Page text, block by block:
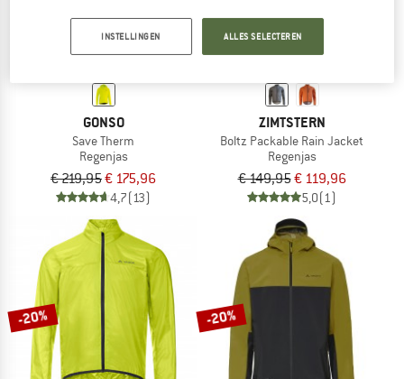
GONSO
Save Therm
Regenjas
€ 219,95€ 175,96
4,7(13)
ZIMTSTERN
Boltz Packable Rain Jacket
Regenjas
€ 149,95€ 119,96
5,0(1)
-20% -20%
INSTELLINGEN ALLES SELECTEREN